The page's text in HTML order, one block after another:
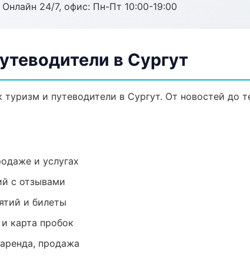
Онлайн 24/7, офис: Пн-Пт 10:00-19:00
в Сургут
и путеводители в Сургут. От новостей до
и услугах
с отзывами
и билеты
карта пробок
продажа